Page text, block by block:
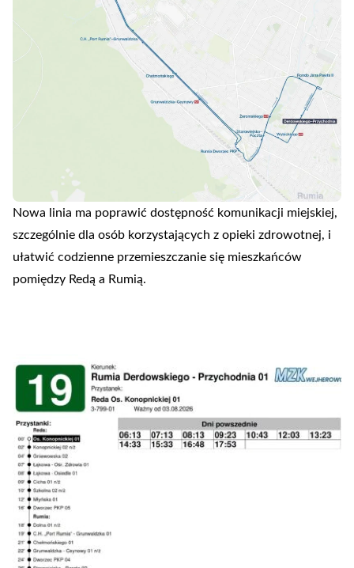
Nowa linia ma poprawić dostępność komunikacji miejskiej,
szczególnie dla osób korzystających z opieki zdrowotnej, i
ułatwić codzienne przemieszczanie się mieszkańców
pomiędzy Redą a Rumią.